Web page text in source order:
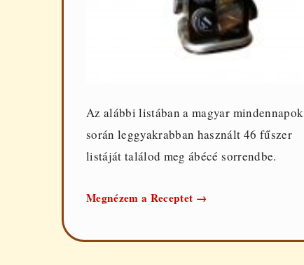
Az alábbi listában a magyar mindennapok
során leggyakrabban használt 46 fűszer
listáját találod meg ábécé sorrendbe.
Megnézem a Receptet Fűszerek
→